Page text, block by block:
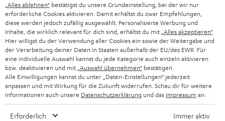
BLUETOOTH-LAUTSPRECHER
KOPFHÖRER
BLUETOOTH-KOPFHÖRER
STEREOANLAGEN
LAUTSPRECHER
ULTIMA-SERIE
PARTNERPROGRAMM
BLOG
NEWSLETTER
STORES
DEINE VORTEILE BEI TEUFEL
SCHWEIZ
NIEDERLANDE
BELGIEN
FRANKREICH
POLEN
„Alles ablehnen“ bestätigst du unsere Grundeinstellung, bei der wir nur
erforderliche Cookies aktivieren. Damit erhältst du zwar Empfehlungen,
diese werden jedoch zufällig ausgewählt. Personalisierte Werbung und
Inhalte, die wirklich relevant für dich sind, erhältst du mit „Alles akzeptieren“.
Hier willigst du der Verwendung aller Cookies ein sowie der Weitergabe und
der Verarbeitung deiner Daten in Staaten außerhalb der EU/des EWR. Für
eine individuelle Auswahl kannst du jede Kategorie auch einzeln aktivieren
bzw. deaktivieren und mit „Auswahl übernehmen“ bestätigen.
Alle Einwilligungen kannst du unter „Daten-Einstellungen“ jederzeit
anpassen und mit Wirkung für die Zukunft widerrufen. Schau dir für weitere
Informationen auch unsere Datenschutzerklärung und das Impressum an.
Erforderlich Immer aktiv